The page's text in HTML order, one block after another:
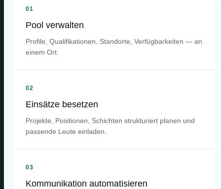
01
Pool verwalten
Profile, Qualifikationen, Standorte, Verfügbarkeiten — an
einem Ort.
02
Einsätze besetzen
Projekte, Positionen, Schichten strukturiert planen und
passende Leute einladen.
03
Kommunikation automatisieren